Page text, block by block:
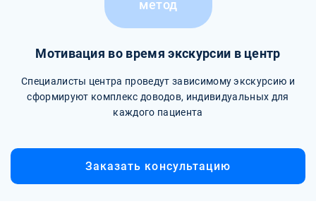
метод
Мотивация во время экскурсии в центр
Специалисты центра проведут зависимому экскурсию и
сформируют комплекс доводов, индивидуальных для
каждого пациента
Заказать консультацию